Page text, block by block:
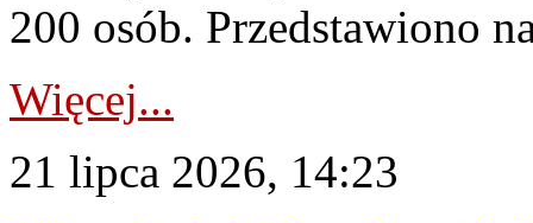
200 osób. Przedstawiono
Więcej...
21 lipca 2026, 14:23